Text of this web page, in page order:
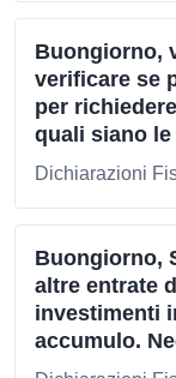
Buongiorno,
verificare se
per
quali siano
Dichiarazioni
Buongiorno,
altre entrate
investimenti
accumulo.